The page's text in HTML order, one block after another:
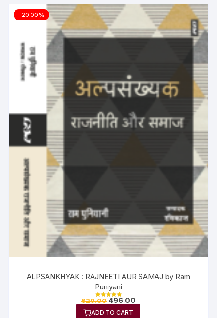
-20.00%
ALPSANKHYAK : RAJNEETI AUR SAMAJ by Ram
Puniyani
Rated
out of 5
620.00 496.00
ADD TO CART